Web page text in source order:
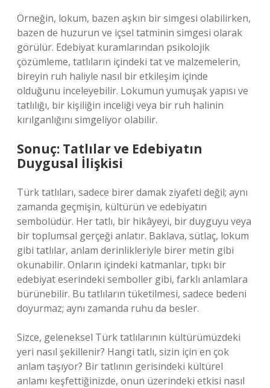
Örneğin, lokum, bazen aşkın bir simgesi olabilirken,
bazen de huzurun ve içsel tatminin simgesi olarak
görülür. Edebiyat kuramlarından psikolojik
çözümleme, tatlıların içindeki tat ve malzemelerin,
bireyin ruh haliyle nasıl bir etkileşim içinde
olduğunu inceleyebilir. Lokumun yumuşak yapısı ve
tatlılığı, bir kişiliğin inceliği veya bir ruh halinin
kırılganlığını simgeliyor olabilir.
Sonuç: Tatlılar ve Edebiyatın
Duygusal İlişkisi
Türk tatlıları, sadece birer damak ziyafeti değil; aynı
zamanda geçmişin, kültürün ve edebiyatın
sembolüdür. Her tatlı, bir hikâyeyi, bir duyguyu veya
bir toplumsal gerçeği anlatır. Baklava, sütlaç, lokum
gibi tatlılar, anlam derinlikleriyle birer metin gibi
okunabilir. Onların içindeki katmanlar, tıpkı bir
edebiyat eserindeki semboller gibi, farklı anlamlara
bürünebilir. Bu tatlıların tüketilmesi, sadece bedeni
doyurmaz; aynı zamanda ruhu da besler.
Sizce, geleneksel Türk tatlılarının kültürümüzdeki
yeri nasıl şekillenir? Hangi tatlı, sizin için en çok
anlam taşıyor? Bir tatlının gerisindeki kültürel
anlamı keşfettiğinizde, onun üzerindeki etkisi nasıl